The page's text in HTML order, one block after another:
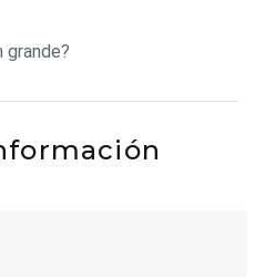
grande?